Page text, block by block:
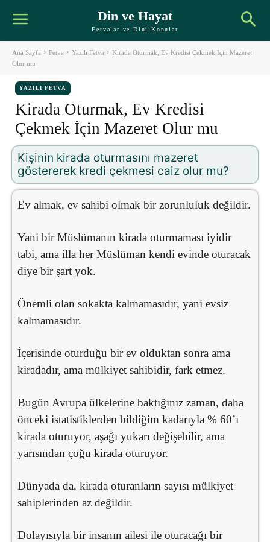
Din ve Hayat
Fetvalar ve Dini Konular
Ana Sayfa Fetva Yazılı Fetva
Kirada Oturmak, Ev Kredisi Çekmek İçin Mazeret
Olur mu
YAZILI FETVA
Kirada Oturmak, Ev Kredisi
Çekmek İçin Mazeret Olur mu
Kişinin kirada oturmasını mazeret
göstererek kredi çekmesi caiz olur mu?
Ev almak, ev sahibi olmak bir zorunluluk değildir.
Yani bir Müslümanın kirada oturmaması iyidir
tabi, ama illa her Müslüman kendi evinde oturacak
diye bir şart yok.
Önemli olan sokakta kalmamasıdır, yani evsiz
kalmamasıdır.
İçerisinde oturduğu bir ev olduktan sonra ama
kiradadır, ama mülkiyet sahibidir, fark etmez.
Bugün Avrupa ülkelerine baktığınız zaman, daha
önceki istatistiklerden bildiğim kadarıyla % 60’ı
kirada oturuyor, aşağı yukarı değişebilir, ama
yarısından çoğu kirada oturuyor.
Dünyada da, kirada oturanların sayısı mülkiyet
sahiplerinden az değildir.
Dolayısıyla bir insanın ailesi ile oturacağı bir